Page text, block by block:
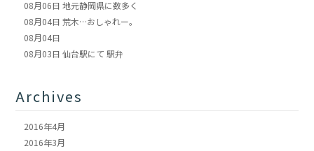
08月06日 地元静岡県に数多く
08月04日 荒木…おしゃれー。
08月04日
08月03日 仙台駅にて 駅弁
Archives
2016年4月
2016年3月